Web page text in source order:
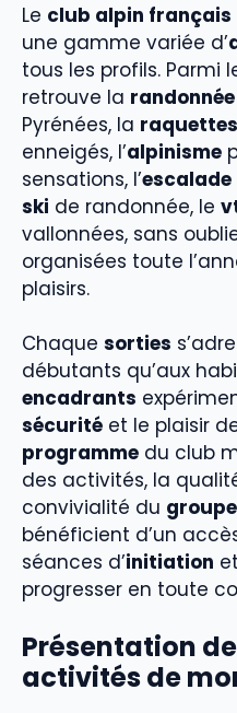
Le club alpin français
une gamme variée d’
tous les profils. Parmi
retrouve la randonnée
Pyrénées, la raquettes
enneigés, l’alpinisme
sensations, l’escalade
ski de randonnée, le
vallonnées, sans
organisées toute
plaisirs.
Chaque sorties
débutants qu’aux
encadrants
sécurité et le plaisir
programme du club
des activités, la
convivialité du groupe
bénéficient d’un
séances d’initiation
progresser en toute
Présentation
activités de